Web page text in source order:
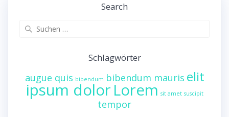
Search
Schlagwörter
augue quis bibendum bibendum mauris elit
ipsum dolor Lorem sit amet suscipit
tempor